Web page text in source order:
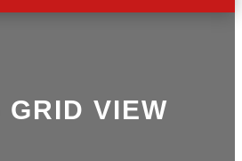
GRID VIEW